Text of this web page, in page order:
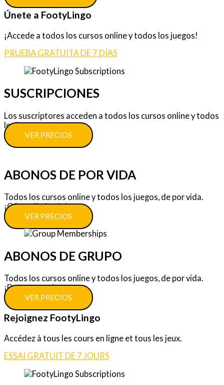
Únete a FootyLingo
¡Accede a todos los cursos online y todos los juegos!
PRUEBA GRATUITA DE 7 DÍAS
SUSCRIPCIONES
Los suscriptores acceden a todos los cursos online y todos
los juegos.
VER PRECIOS
ABONOS DE POR VIDA
Todos los cursos online y todos los juegos, de por vida.
¡Oferta limitada!
VER PRECIOS
ABONOS DE GRUPO
Todos los cursos online y todos los juegos, de por vida.
¡Descuentos!
VER PRECIOS
Rejoignez FootyLingo
Accédez à tous les cours en ligne et tous les jeux.
ESSAI GRATUIT DE 7 JOURS